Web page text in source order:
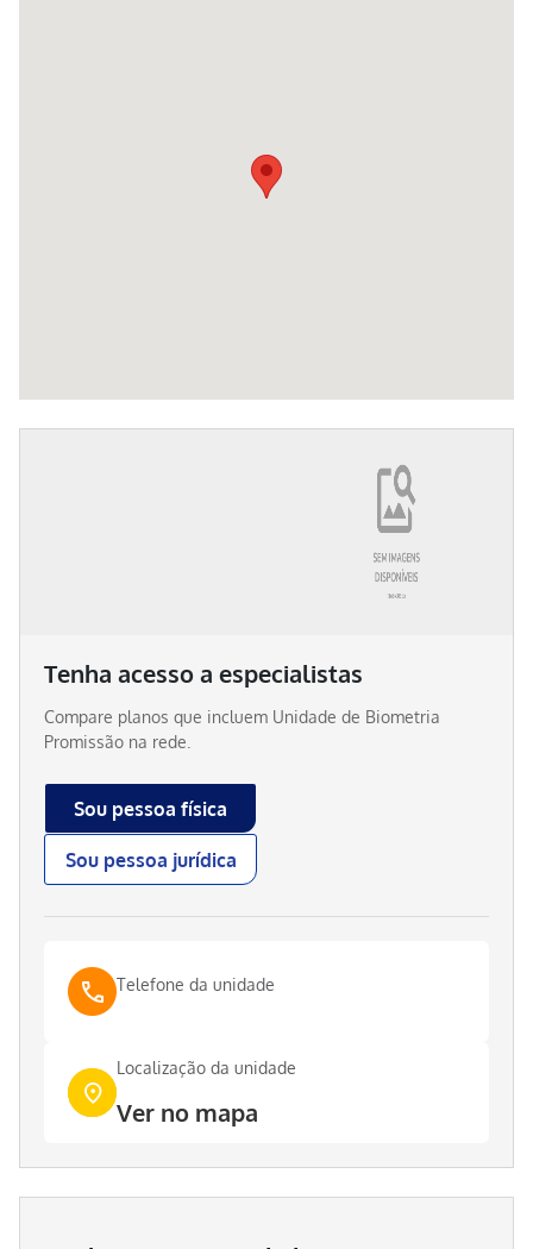
Tenha acesso a especialistas
Compare planos que incluem Unidade de Biometria
Promissão na rede.
Sou pessoa física
Sou pessoa jurídica
Telefone da unidade
Localização da unidade
Ver no mapa